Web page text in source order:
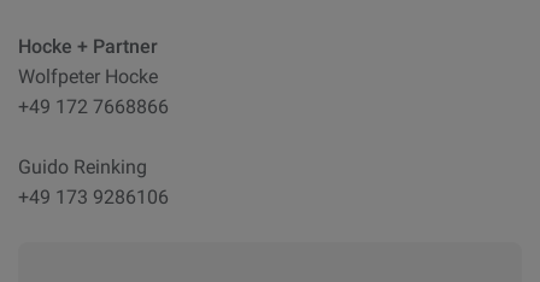
Hocke + Partner
Wolfpeter Hocke
+49 172 7668866
Guido Reinking
+49 173 9286106